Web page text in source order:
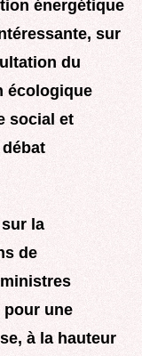
énergétique
sur
du
écologique
social et
la
de
pour une
à la hauteur